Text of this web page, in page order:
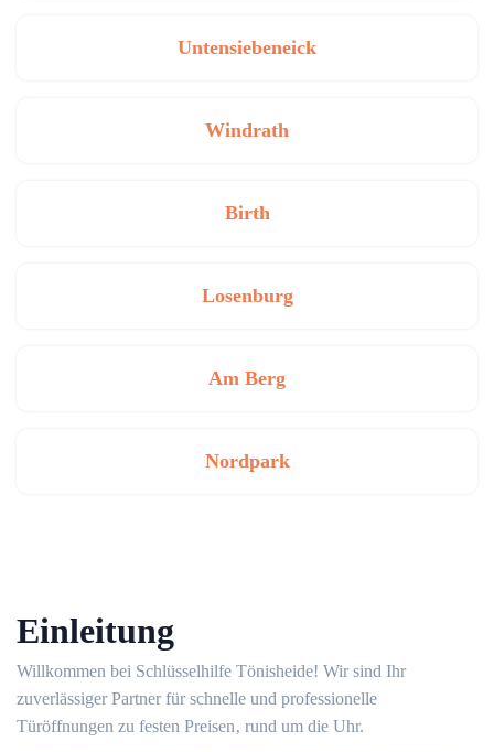
Untensiebeneick
Windrath
Birth
Losenburg
Am Berg
Nordpark
Einleitung
Willkommen bei Schlüsselhilfe Tönisheide!​ Wir sind Ihr
zuverlässiger Partner für schnelle und professionelle
Türöffnungen zu festen Preisen‚ rund um die Uhr.​